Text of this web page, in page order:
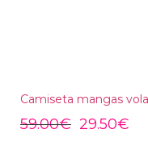
Camiseta mangas
59.00€ 29.50€